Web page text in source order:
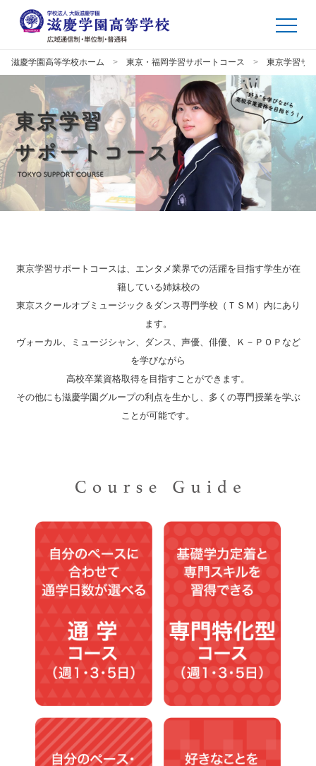
滋慶学園高等学校ホーム 東京・福岡学習サポートコース 東京学習サ
東京学習サポートコースは、エンタメ業界での活躍を目指す学生が在
籍している姉妹校の
東京スクールオブミュージック＆ダンス専門学校（ＴＳＭ）内にあり
ます。
ヴォーカル、ミュージシャン、ダンス、声優、俳優、Ｋ－ＰＯＰなど
を学びながら
高校卒業資格取得を目指すことができます。
その他にも滋慶学園グループの利点を生かし、多くの専門授業を学ぶ
ことが可能です。